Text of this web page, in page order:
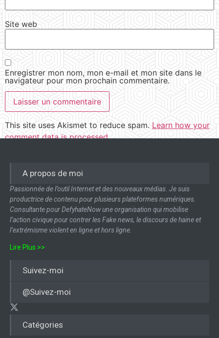
Site web
Enregistrer mon nom, mon e-mail et mon site dans le
navigateur pour mon prochain commentaire.
This site uses Akismet to reduce spam. Learn how your
comment data is processed.
Catégories
A propos de moi
Passionnée de l’outil Internet et des nouveaux médias. Je suis
productrice de contenu pour plusieurs plateformes numériques.
Consultante pour DefyhateNow une organisation qui mobilise
l’action civique pour contrer les Fake news, le discours de haine et
l’extrémisme violent en ligne et hors ligne.
Lire Plus >>
Suivez-moi
@Suivez-moi